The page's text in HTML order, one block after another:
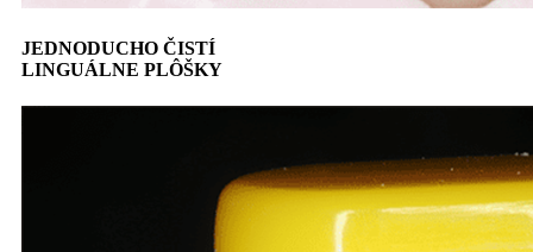
JEDNODUCHO ČISTÍ
LINGUÁLNE PLÔŠKY